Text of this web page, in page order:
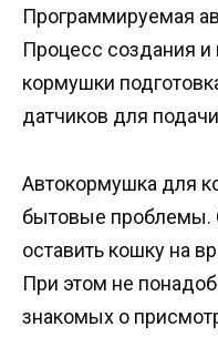
Программируемая
Процесс создания
кормушки
датчиков для
Автокормушка для
бытовые проблемы.
оставить кошку на
При этом не
знакомых о